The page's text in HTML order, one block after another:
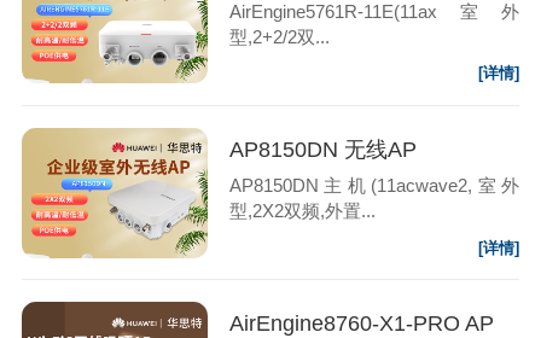
AirEngine5761R-11E(11ax室外
型,2+2/2双...
[详情]
AP8150DN 无线AP
AP8150DN主机(11acwave2,室外
型,2X2双频,外置...
[详情]
AirEngine8760-X1-PRO AP